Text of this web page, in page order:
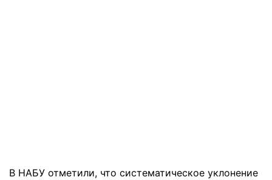
В НАБУ отметили, что систематическое уклонение